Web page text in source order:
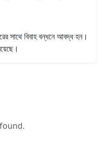
সাথে বিবাহ বন্ধনে আবদ্ধ হন।